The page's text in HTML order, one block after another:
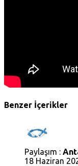
Benzer İçerikler
Paylaşım :
18 Haziran